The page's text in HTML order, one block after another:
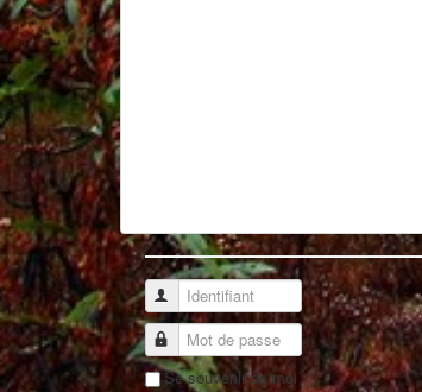
Identifiant
Mot de passe
Se souvenir de moi